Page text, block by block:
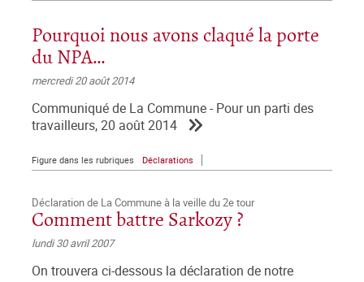
Pourquoi nous avons claqué la porte
du NPA…
mercredi 20 août 2014
Communiqué de La Commune - Pour un parti des
travailleurs, 20 août 2014
Figure dans les rubriques Déclarations
Déclaration de La Commune à la veille du 2e tour
Comment battre Sarkozy ?
lundi 30 avril 2007
On trouvera ci-dessous la déclaration de notre